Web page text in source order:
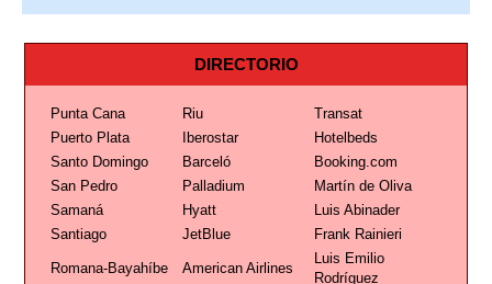
DIRECTORIO
Punta Cana Riu
Transat
Puerto Plata
Iberostar
Hotelbeds
Santo Domingo
Barceló
Booking.com
San Pedro
Palladium
Martín de Oliva
Samaná
Hyatt
Luis Abinader
Santiago
JetBlue Frank Rainieri
Romana-Bayahíbe American Airlines
Luis Emilio
Rodríguez